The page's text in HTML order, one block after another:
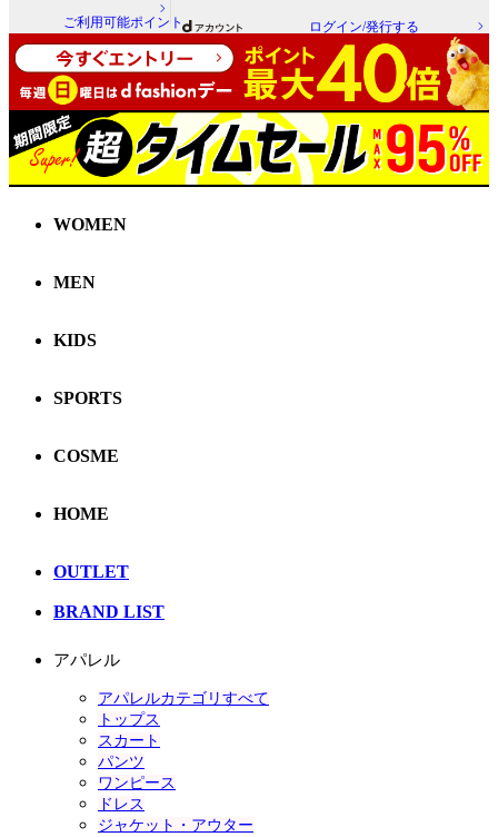
ご利用可能ポイント ログイン/発行する
WOMEN
MEN
KIDS
SPORTS
COSME
HOME
OUTLET
BRAND LIST
アパレル
アパレルカテゴリすべて
トップス
スカート
パンツ
ワンピース
ドレス
ジャケット・アウター